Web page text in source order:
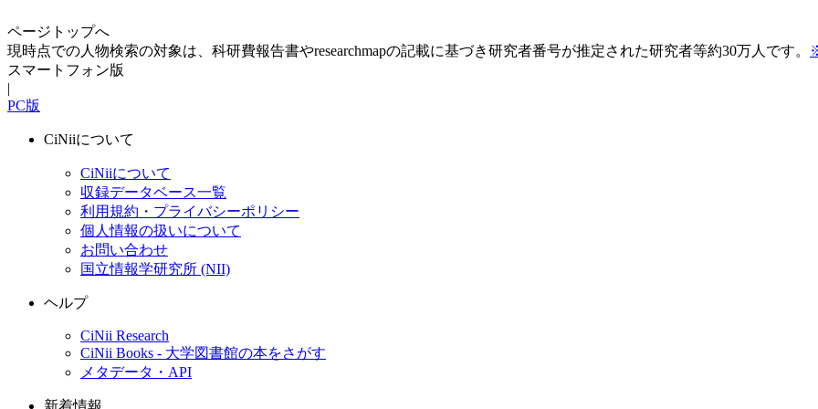
ページトップへ
現時点での人物検索の対象は、科研費報告書やresearchmapの記載に基づき研究者番号が推定された研究者等約30万人です。
スマートフォン版
|
PC版
CiNiiについて
CiNiiについて
収録データベース一覧
利用規約・プライバシーポリシー
個人情報の扱いについて
お問い合わせ
国立情報学研究所 (NII)
ヘルプ
CiNii Research
CiNii Books - 大学図書館の本をさがす
メタデータ・API
新着情報